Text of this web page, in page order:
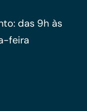
das 9h às
feira